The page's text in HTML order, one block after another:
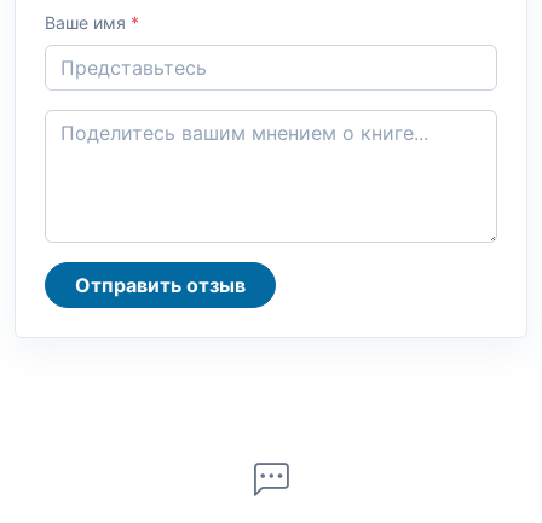
Ваше имя *
Отправить отзыв